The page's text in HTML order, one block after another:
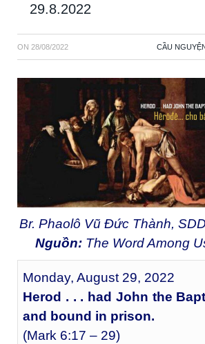
29.8.2022
ON 28/08/2022 CẦU
Br. Phaolô Vũ Đức Thành,
Nguồn: The Word Among
Monday, August 29, 2022
Herod . . . had John the
and bound in prison.
(Mark 6:17 – 29)